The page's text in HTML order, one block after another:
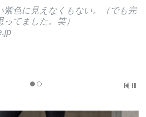
2色展開で、こちらがグレーだそ
ブラックだと思ってた。笑）